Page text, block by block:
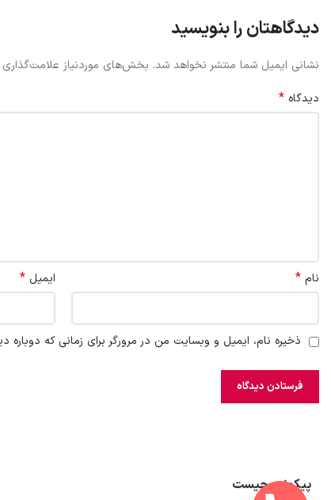
دیدگاهتان را بنویسید
نشانی ایمیل شما منتشر نخواهد شد. بخش‌های موردنیاز علامت‌گذاری
دیدگاه *
نام * ایمیل *
ذخیره نام، ایمیل و وبسایت من در مرورگر برای زمانی که دوباره
پیکونت چیست